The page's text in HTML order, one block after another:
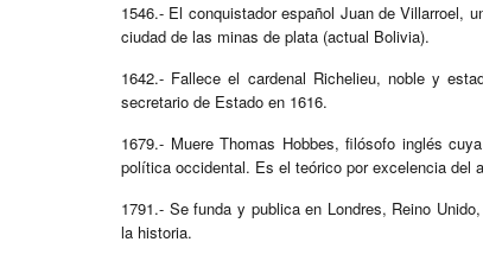
1546.- El conquistador español Juan de Villarroel,
ciudad de las minas de plata (actual Bolivia).
1642.- Fallece el cardenal Richelieu, noble y
secretario de Estado en 1616.
1679.- Muere Thomas Hobbes, filósofo inglés
política occidental. Es el teórico por excelencia del
1791.- Se funda y publica en Londres, Reino
la historia.